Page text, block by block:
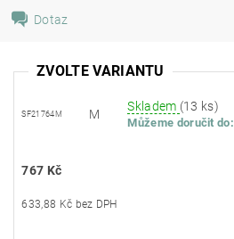
Dotaz
ZVOLTE VARIANTU
SF21764M M
Skladem (13 ks)
Můžeme doručit do:
767 Kč
633,88 Kč bez DPH